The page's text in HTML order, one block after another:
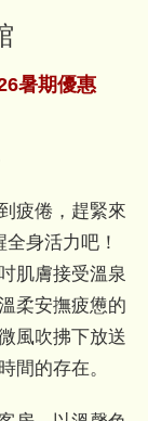
期優惠
疲倦，趕緊來
身活力吧！
肌膚接受溫泉
柔安撫疲憊的
風吹拂下放送
間的存在。